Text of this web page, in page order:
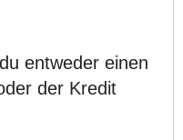
entweder einen
der Kredit